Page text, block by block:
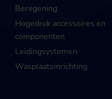
Beregening
Hogedruk accessoires en
componenten
Leidingsystemen
Wasplaatsinrichting